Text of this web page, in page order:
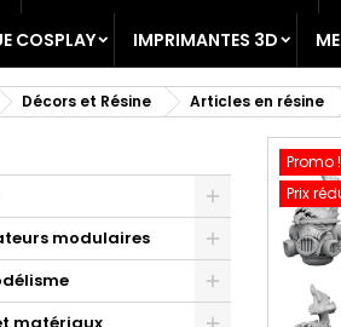
COSPLAY IMPRIMANTES 3D
Décors et Résine Articles en résine
modulaires
Promo !
Prix